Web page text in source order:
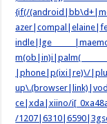
{if(/
indle|lge
|phone|p(ixi|re)\/
ce|xda|xiino/
/